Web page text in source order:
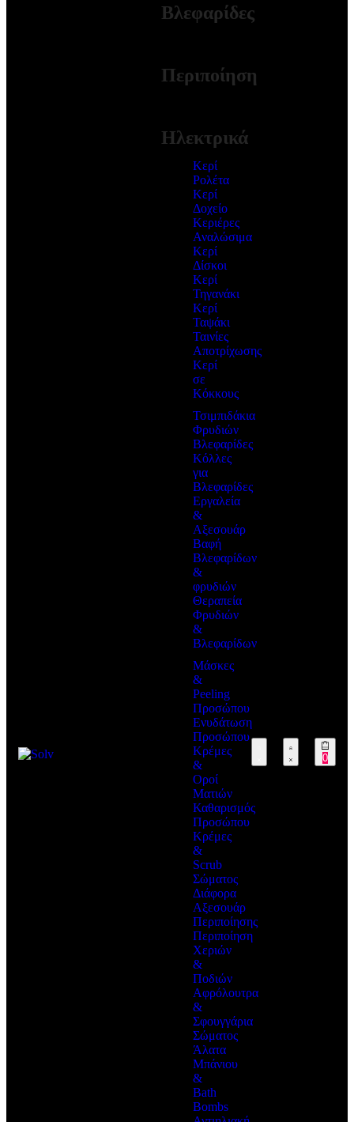
Βλεφαρίδες
Περιποίηση
Ηλεκτρικά
Κερί
Ρολέτα
Κερί
Δοχείο
Κεριέρες
Αναλώσιμα
Κερί
Δίσκοι
Κερί
Τηγανάκι
Κερί
Ταψάκι
Ταινίες
Αποτρίχωσης
Κερί
σε
Κόκκους
Τσιμπιδάκια
Φρυδιών
Βλεφαρίδες
Κόλλες
για
Βλεφαρίδες
Εργαλεία
&
Αξεσουάρ
Βαφή
Βλεφαρίδων
&
φρυδιών
Θεραπεία
Φρυδιών
&
Βλεφαρίδων
Μάσκες
&
Peeling
Προσώπου
Ενυδάτωση
Προσώπου
Κρέμες
&
Οροί
Ματιών
Καθαρισμός
Προσώπου
Κρέμες
&
Scrub
Σώματος
Διάφορα
Αξεσουάρ
Περιποίησης
Περιποίηση
Χεριών
&
Ποδιών
Αφρόλουτρα
&
Σφουγγάρια
Σώματος
Άλατα
Μπάνιου
&
Bath
Bombs
0